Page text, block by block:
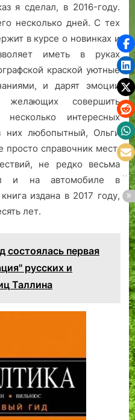
я сделал, в 2016-году.
несколько дней. С тех
в курсе о новинках и
иметь в руках
краской уютные
и дарят эмоции
совершить
интересных
них любопытный, Ольги
просто справочник мест.
не редко весьма
и на автомобиле в
издана в 2017 году,
лет.
состоялась первая
русских и
Таллина